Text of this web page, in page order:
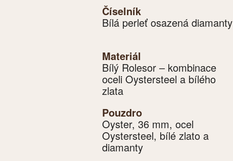
Číselník
Bílá perleť osazená diamanty
Materiál
Bílý Rolesor – kombinace
oceli Oystersteel a bílého
zlata
Pouzdro
Oyster, 36 mm, ocel
Oystersteel, bílé zlato a
diamanty